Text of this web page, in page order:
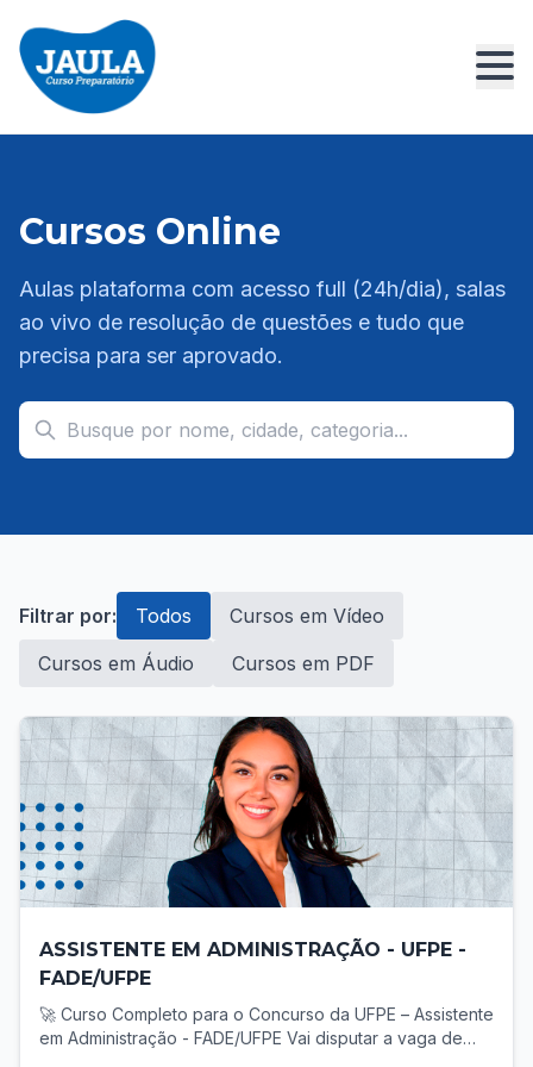
Cursos Online
Aulas plataforma com acesso full (24h/dia), salas
ao vivo de resolução de questões e tudo que
precisa para ser aprovado.
Filtrar por: Todos
Cursos em Vídeo
Cursos em Áudio
Cursos em PDF
ASSISTENTE EM ADMINISTRAÇÃO - UFPE -
FADE/UFPE
🚀 Curso Completo para o Concurso da UFPE – Assistente
em Administração - FADE/UFPE Vai disputar a vaga de